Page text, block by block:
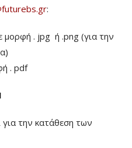
:
. jpg ή .png (για την
. pdf
την κατάθεση των